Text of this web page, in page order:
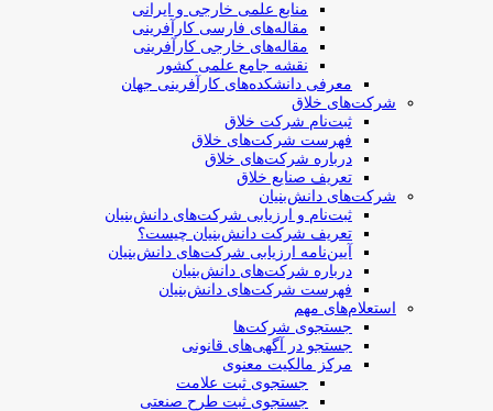
منابع علمی خارجی و ایرانی
مقاله‌های فارسی کارآفرینی
مقاله‌های خارجی کارآفرینی
نقشه جامع علمی کشور
معرفی دانشکده‌های کارآفرینی جهان
شرکت‌های خلاق
ثبت‌نام شرکت خلاق
فهرست شرکت‌های خلاق
درباره شرکت‌های خلاق
تعریف صنایع خلاق
شرکت‌های دانش‌بنیان
ثبت‌نام و ارزیابی شرکت‌های دانش‌بنیان
تعریف شرکت دانش‌بنیان چیست؟
آیین‌نامه ارزیابی شرکت‌های دانش‌بنیان
درباره شرکت‌های دانش‌بنیان
فهرست شرکت‌های دانش‌بنیان
استعلام‌های مهم
جستجوی شرکت‌ها
جستجو در آگهی‌های قانونی
مرکز مالکیت معنوی
جستجوی ثبت علامت
جستجوی ثبت طرح صنعتی